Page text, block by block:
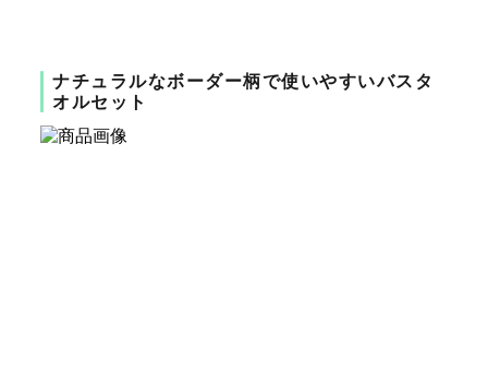
ナチュラルなボーダー柄で使いやすいバスタ
オルセット